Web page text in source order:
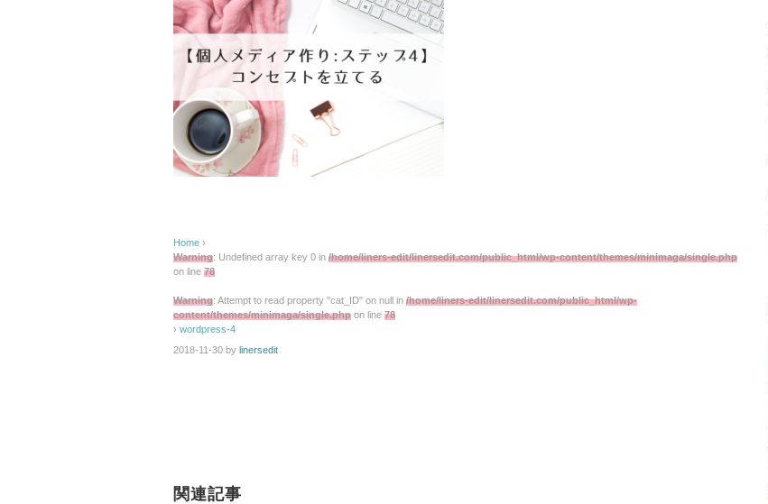
Home ›
Warning: Undefined array key 0 in /home/liners-edit/linersedit.com/public_html/wp-content/themes/minimaga/single.php
on line 78
Warning: Attempt to read property "cat_ID" on null in /home/liners-edit/linersedit.com/public_html/wp-
content/themes/minimaga/single.php on line 78
› wordpress-4
2018-11-30 by linersedit
関連記事